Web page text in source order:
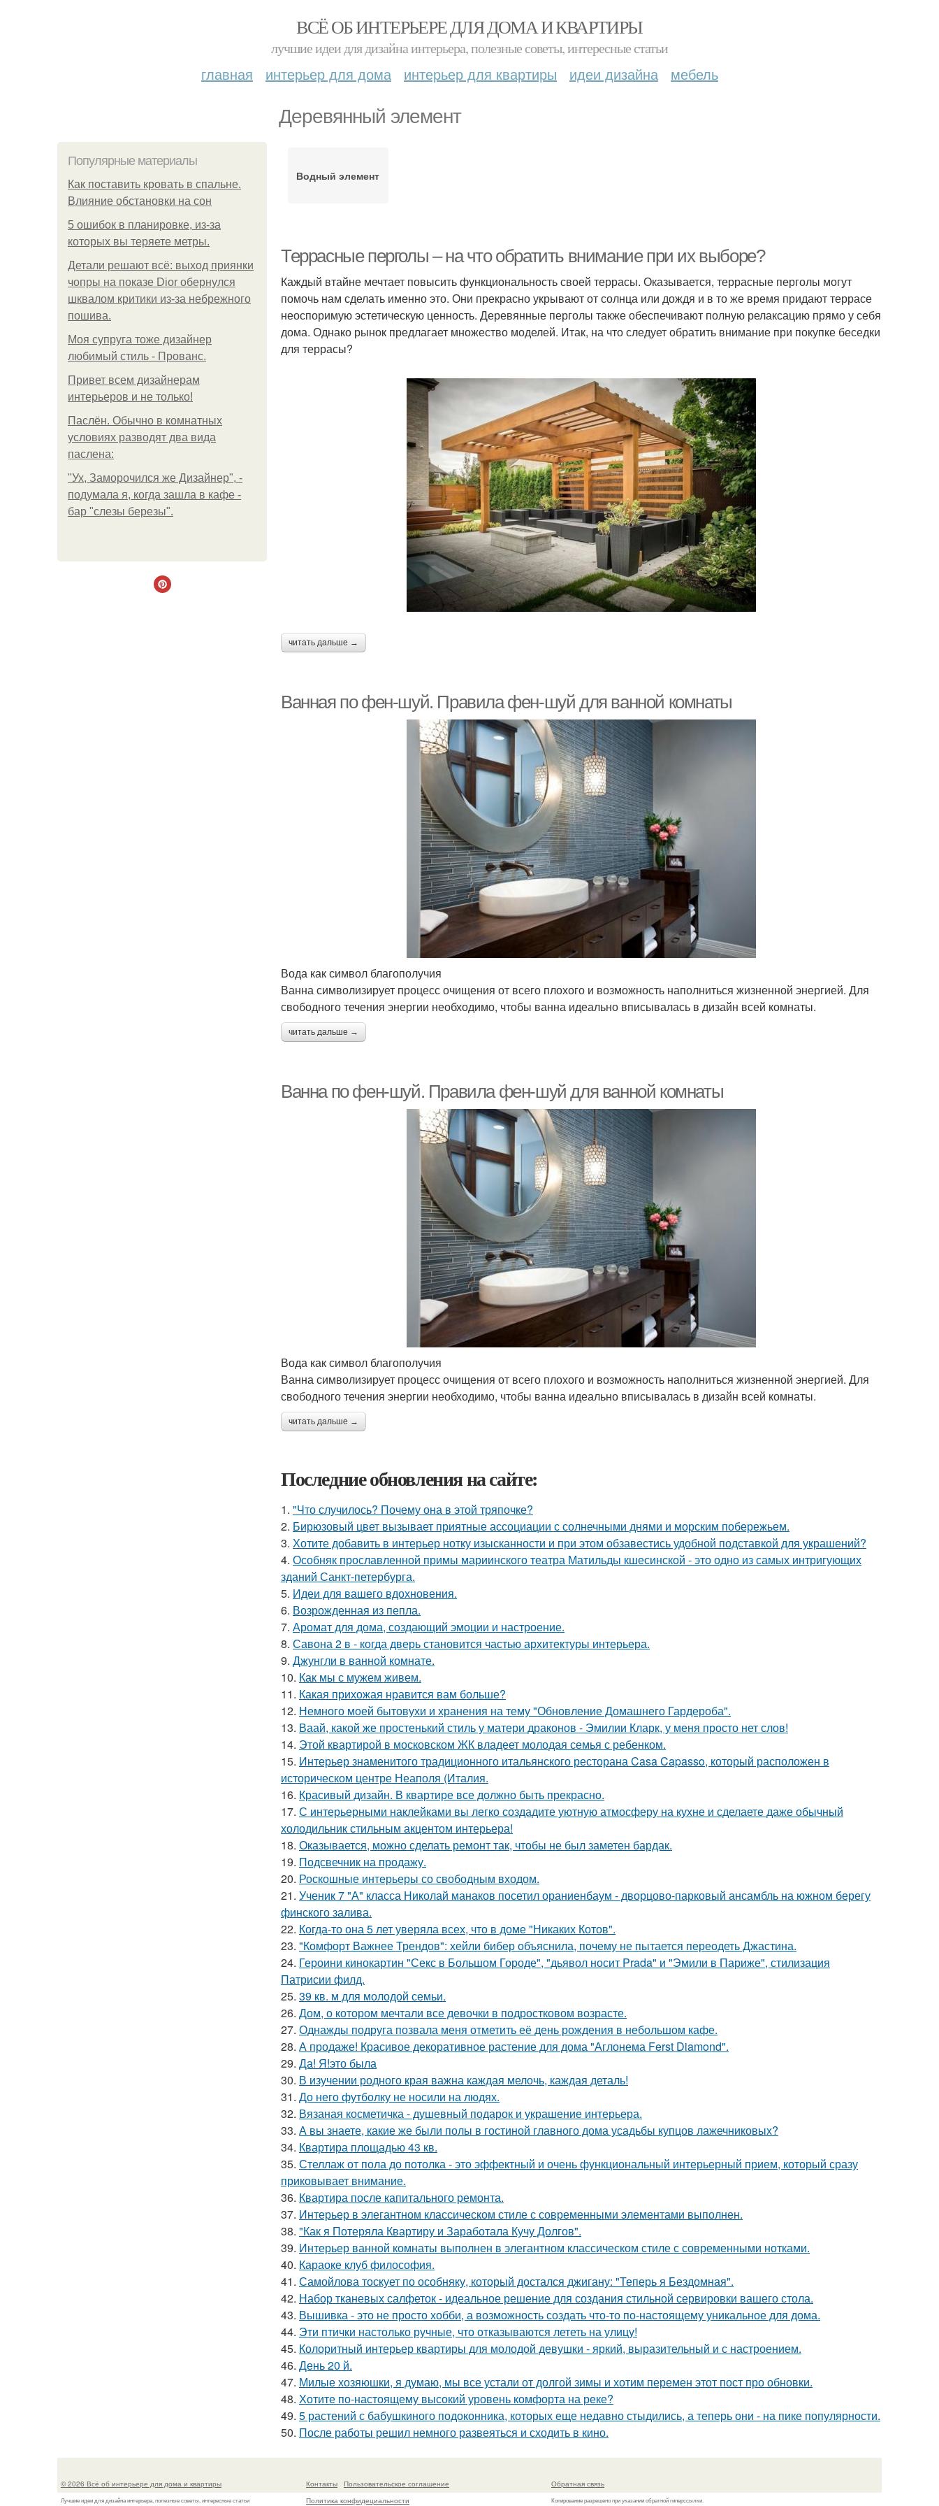
ВСЁ ОБ ИНТЕРЬЕРЕ ДЛЯ ДОМА И КВАРТИРЫ
лучшие идеи для дизайна интерьера, полезные советы, интересные статьи
главная интерьер для дома интерьер для квартиры идеи дизайна мебель
Деревянный элемент
Популярные материалы
Как поставить кровать в спальне.
Влияние обстановки на сон
5 ошибок в планировке, из-за
которых вы теряете метры.
Детали решают всё: выход приянки
чопры на показе Dior обернулся
шквалом критики из-за небрежного
пошива.
Моя супруга тоже дизайнер
любимый стиль - Прованс.
Привет всем дизайнерам
интерьеров и не только!
Паслён. Обычно в комнатных
условиях разводят два вида
паслена:
"Ух, Заморочился же Дизайнер", -
подумала я, когда зашла в кафе -
бар "слезы березы".
Водный элемент
Террасные перголы – на что обратить внимание при их выборе?
Каждый втайне мечтает повысить функциональность своей террасы. Оказывается, террасные перголы могут
помочь нам сделать именно это. Они прекрасно укрывают от солнца или дождя и в то же время придают террасе
неоспоримую эстетическую ценность. Деревянные перголы также обеспечивают полную релаксацию прямо у себя
дома. Однако рынок предлагает множество моделей. Итак, на что следует обратить внимание при покупке беседки
для террасы?
читать дальше →
Ванная по фен-шуй. Правила фен-шуй для ванной комнаты
Вода как символ благополучия
Ванна символизирует процесс очищения от всего плохого и возможность наполниться жизненной энергией. Для
свободного течения энергии необходимо, чтобы ванна идеально вписывалась в дизайн всей комнаты.
читать дальше →
Ванна по фен-шуй. Правила фен-шуй для ванной комнаты
Вода как символ благополучия
Ванна символизирует процесс очищения от всего плохого и возможность наполниться жизненной энергией. Для
свободного течения энергии необходимо, чтобы ванна идеально вписывалась в дизайн всей комнаты.
читать дальше →
Последние обновления на сайте:
1. "Что случилось? Почему она в этой тряпочке?
2. Бирюзовый цвет вызывает приятные ассоциации с солнечными днями и морским побережьем.
3. Хотите добавить в интерьер нотку изысканности и при этом обзавестись удобной подставкой для украшений?
4. Особняк прославленной примы мариинского театра Матильды кшесинской - это одно из самых интригующих
зданий Санкт-петербурга.
5. Идеи для вашего вдохновения.
6. Возрожденная из пепла.
7. Аромат для дома, создающий эмоции и настроение.
8. Савона 2 в - когда дверь становится частью архитектуры интерьера.
9. Джунгли в ванной комнате.
10. Как мы с мужем живем.
11. Какая прихожая нравится вам больше?
12. Немного моей бытовухи и хранения на тему "Обновление Домашнего Гардероба".
13. Ваай, какой же простенький стиль у матери драконов - Эмилии Кларк, у меня просто нет слов!
14. Этой квартирой в московском ЖК владеет молодая семья с ребенком.
15. Интерьер знаменитого традиционного итальянского ресторана Casa Capasso, который расположен в
историческом центре Неаполя (Италия.
16. Красивый дизайн. В квартире все должно быть прекрасно.
17. С интерьерными наклейками вы легко создадите уютную атмосферу на кухне и сделаете даже обычный
холодильник стильным акцентом интерьера!
18. Оказывается, можно сделать ремонт так, чтобы не был заметен бардак.
19. Подсвечник на продажу.
20. Роскошные интерьеры со свободным входом.
21. Ученик 7 "А" класса Николай манаков посетил ораниенбаум - дворцово-парковый ансамбль на южном берегу
финского залива.
22. Когда-то она 5 лет уверяла всех, что в доме "Никаких Котов".
23. "Комфорт Важнее Трендов": хейли бибер объяснила, почему не пытается переодеть Джастина.
24. Героини кинокартин "Секс в Большом Городе", "дьявол носит Prada" и "Эмили в Париже", стилизация
Патрисии филд.
25. 39 кв. м для молодой семьи.
26. Дом, о котором мечтали все девочки в подростковом возрасте.
27. Однажды подруга позвала меня отметить её день рождения в небольшом кафе.
28. А продаже! Красивое декоративное растение для дома "Аглонема Ferst Diamond".
29. Да! Я!это была
30. В изучении родного края важна каждая мелочь, каждая деталь!
31. До него футболку не носили на людях.
32. Вязаная косметичка - душевный подарок и украшение интерьера.
33. А вы знаете, какие же были полы в гостиной главного дома усадьбы купцов лажечниковых?
34. Квартира площадью 43 кв.
35. Стеллаж от пола до потолка - это эффектный и очень функциональный интерьерный прием, который сразу
приковывает внимание.
36. Квартира после капитального ремонта.
37. Интерьер в элегантном классическом стиле с современными элементами выполнен.
38. "Как я Потеряла Квартиру и Заработала Кучу Долгов".
39. Интерьер ванной комнаты выполнен в элегантном классическом стиле с современными нотками.
40. Караоке клуб философия.
41. Самойлова тоскует по особняку, который достался джигану: "Теперь я Бездомная".
42. Набор тканевых салфеток - идеальное решение для создания стильной сервировки вашего стола.
43. Вышивка - это не просто хобби, а возможность создать что-то по-настоящему уникальное для дома.
44. Эти птички настолько ручные, что отказываются лететь на улицу!
45. Колоритный интерьер квартиры для молодой девушки - яркий, выразительный и с настроением.
46. День 20 й.
47. Милые хозяюшки, я думаю, мы все устали от долгой зимы и хотим перемен этот пост про обновки.
48. Хотите по-настоящему высокий уровень комфорта на реке?
49. 5 растений с бабушкиного подоконника, которых еще недавно стыдились, а теперь они - на пике популярности.
50. После работы решил немного развеяться и сходить в кино.
© 2026 Всё об интерьере для дома и квартиры
Лучшие идеи для дизайна интерьера, полезные советы, интересные статьи
Контакты
Пользовательское соглашение
Политика конфидециальности
Обратная связь
Копирование разрешено при указании обратной гиперссылки.